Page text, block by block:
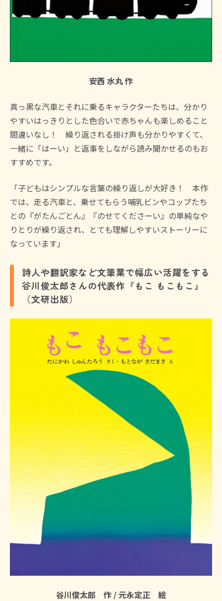
安西 水丸 作
真っ黒な汽車とそれに乗るキャラクターたちは、分かり
やすいはっきりとした色合いで赤ちゃんも楽しめること
間違いなし！ 繰り返される掛け声も分かりやすくて、
一緒に「はーい」と返事をしながら読み聞かせるのもお
すすめです。
「子どもはシンプルな言葉の繰り返しが大好き！ 本作
では、走る汽車と、乗せてもらう哺乳ビンやコップたち
との『がたんごとん』『のせてくださーい』の単純なや
りとりが繰り返され、とても理解しやすいストーリーに
なっています」
詩人や翻訳家など文筆業で幅広い活躍をする
谷川俊太郎さんの代表作『もこ もこもこ』
（文研出版）
谷川俊太郎 作 / 元永定正 絵